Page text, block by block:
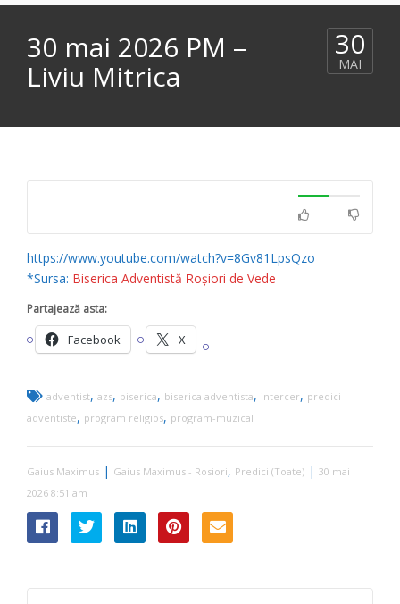
30 mai 2026 PM –
Liviu Mitrica
30
MAI
https://www.youtube.com/watch?v=8Gv81LpsQzo
*Sursa: Biserica Adventistă Roșiori de Vede
Partajează asta:
Facebook X
adventist, azs, biserica, biserica adventista, intercer, predici
adventiste, program religios, program-muzical
Gaius Maximus | Gaius Maximus - Rosiori, Predici (Toate) | 30 mai
2026 8:51 am